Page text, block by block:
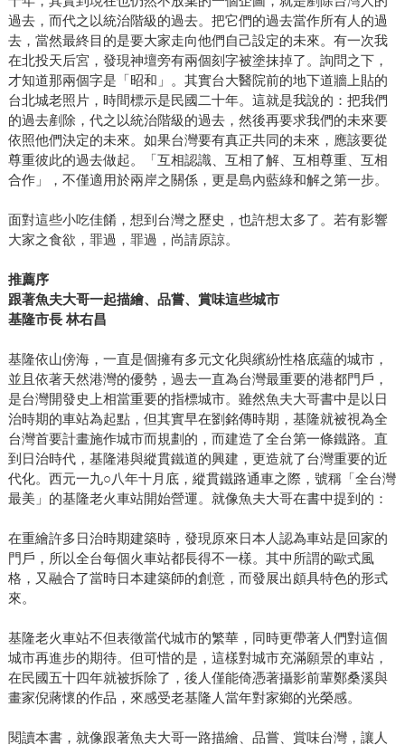
過去，而代之以統治階級的過去。把它們的過去當作所有人的過
去，當然最終目的是要大家走向他們自己設定的未來。有一次我
在北投天后宮，發現神壇旁有兩個刻字被塗抹掉了。詢問之下，
才知道那兩個字是「昭和」。其實台大醫院前的地下道牆上貼的
台北城老照片，時間標示是民國二十年。這就是我說的：把我們
的過去剷除，代之以統治階級的過去，然後再要求我們的未來要
依照他們決定的未來。如果台灣要有真正共同的未來，應該要從
尊重彼此的過去做起。「互相認識、互相了解、互相尊重、互相
合作」，不僅適用於兩岸之關係，更是島內藍綠和解之第一步。
面對這些小吃佳餚，想到台灣之歷史，也許想太多了。若有影響
大家之食欲，罪過，罪過，尚請原諒。
推薦序
跟著魚夫大哥一起描繪、品嘗、賞味這些城市
基隆市長 林右昌
基隆依山傍海，一直是個擁有多元文化與繽紛性格底蘊的城市，
並且依著天然港灣的優勢，過去一直為台灣最重要的港都門戶，
是台灣開發史上相當重要的指標城市。雖然魚夫大哥書中是以日
治時期的車站為起點，但其實早在劉銘傳時期，基隆就被視為全
台灣首要計畫施作城市而規劃的，而建造了全台第一條鐵路。直
到日治時代，基隆港與縱貫鐵道的興建，更造就了台灣重要的近
代化。西元一九○八年十月底，縱貫鐵路通車之際，號稱「全台灣
最美」的基隆老火車站開始營運。就像魚夫大哥在書中提到的：
在重繪許多日治時期建築時，發現原來日本人認為車站是回家的
門戶，所以全台每個火車站都長得不一樣。其中所謂的歐式風
格，又融合了當時日本建築師的創意，而發展出頗具特色的形式
來。
基隆老火車站不但表徵當代城市的繁華，同時更帶著人們對這個
城市再進步的期待。但可惜的是，這樣對城市充滿願景的車站，
在民國五十四年就被拆除了，後人僅能倚憑著攝影前輩鄭桑溪與
畫家倪蔣懷的作品，來感受老基隆人當年對家鄉的光榮感。
閱讀本書，就像跟著魚夫大哥一路描繪、品嘗、賞味台灣，讓人